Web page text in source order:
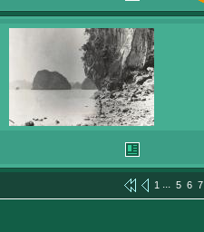
1 ... 5 6 7